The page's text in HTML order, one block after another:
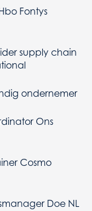
Fontys
supply chain
ondernemer
Ons
Cosmo
Doe NL